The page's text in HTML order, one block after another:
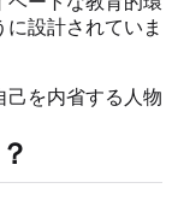
設計されていま